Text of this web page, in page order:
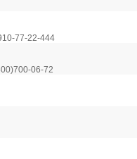
77-22-444
06-72